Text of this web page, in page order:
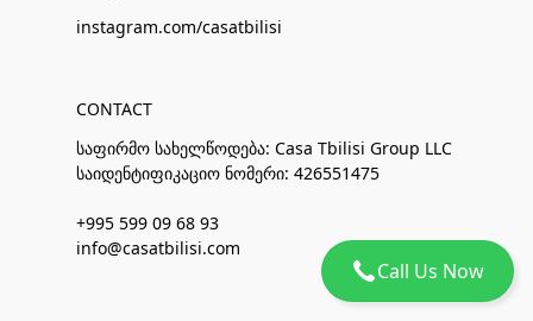
Call Us Now
instagram.com/casatbilisi
CONTACT
საფირმო სახელწოდება: Casa Tbilisi Group LLC
საიდენტიფიკაციო ნომერი: 426551475
+995 599 09 68 93
info@casatbilisi.com